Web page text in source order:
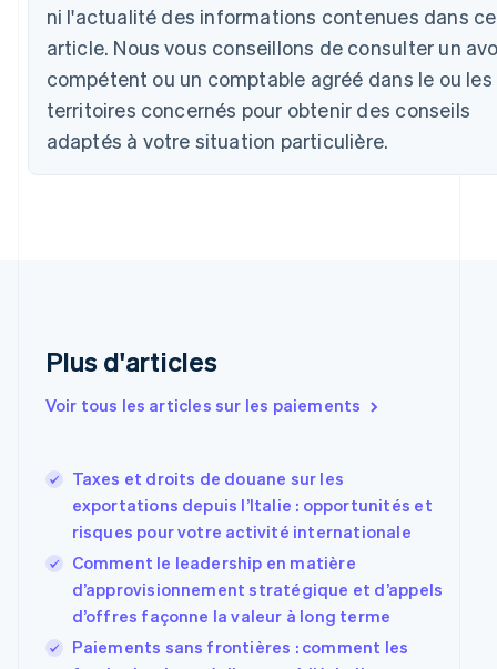
ni l'actualité des informations contenues dans
article. Nous vous conseillons de consulter un
compétent ou un comptable agréé dans le ou les
territoires concernés pour obtenir des conseils
adaptés à votre situation particulière.
Plus d'articles
Voir tous les articles sur les paiements
Taxes et droits de douane sur les
exportations depuis l’Italie : opportunités et
risques pour votre activité internationale
Comment le leadership en matière
d’approvisionnement stratégique et d’appels
d’offres façonne la valeur à long terme
Paiements sans frontières : comment les
Belgique
Brésil
PortuguêsEnglish
Bulgarie
English
Canada
Émirats arabes unis
English
États-Unis
EnglishEspañol简体中文
Finlande
France
FrançaisEnglish
Gibraltar
English